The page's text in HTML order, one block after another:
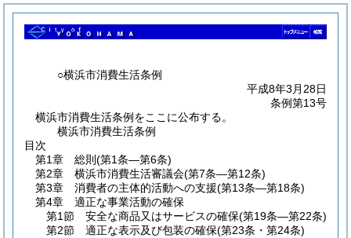
○横浜市消費生活条例
平成8年3月28日
条例第13号
横浜市消費生活条例をここに公布する。
横浜市消費生活条例
目次
第1章
総則 (第1条―第6条)
第2章
横浜市消費生活審議会(第7条―第12条)
第3章
消費者の主体的活動への支援(第13条―第18条)
第4章
適正な事業活動の確保
第1節
安全な商品又はサービスの確保(第19条―第22条)
第2節
適正な表示及び包装の確保(第23条・第24条)